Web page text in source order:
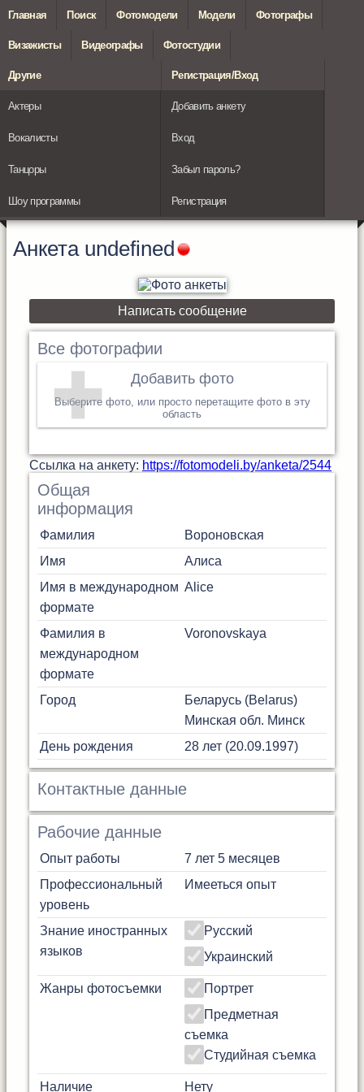
Главная Поиск Фотомодели Модели Фотографы
Визажисты Видеографы Фотостудии
Другие
Актеры
Вокалисты
Танцоры
Шоу программы
Регистрация/Вход
Добавить анкету
Вход
Забыл пароль?
Регистрация
Анкета undefined
Написать сообщение
Все фотографии
Добавить фото
Выберите фото, или просто перетащите фото в эту
область
Cсылка на анкету: https://fotomodeli.by/anketa/2544
Общая
информация
Фамилия
Вороновская
Имя
Алиса
Имя в международном
формате
Alice
Фамилия в
международном
формате
Voronovskaya
Город
Беларусь (Belarus)
Минская обл. Минск
День рождения
28 лет (20.09.1997)
Контактные данные
Рабочие данные
Опыт работы
7 лет 5 месяцев
Профессиональный
уровень
Имееться опыт
Знание иностранных
языков
Русский
Украинский
Жанры фотосъемки
Портрет
Предметная
съемка
Студийная съемка
Наличие Нету